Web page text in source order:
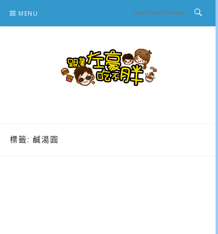
content
MENU
標籤: 鹹湯圓